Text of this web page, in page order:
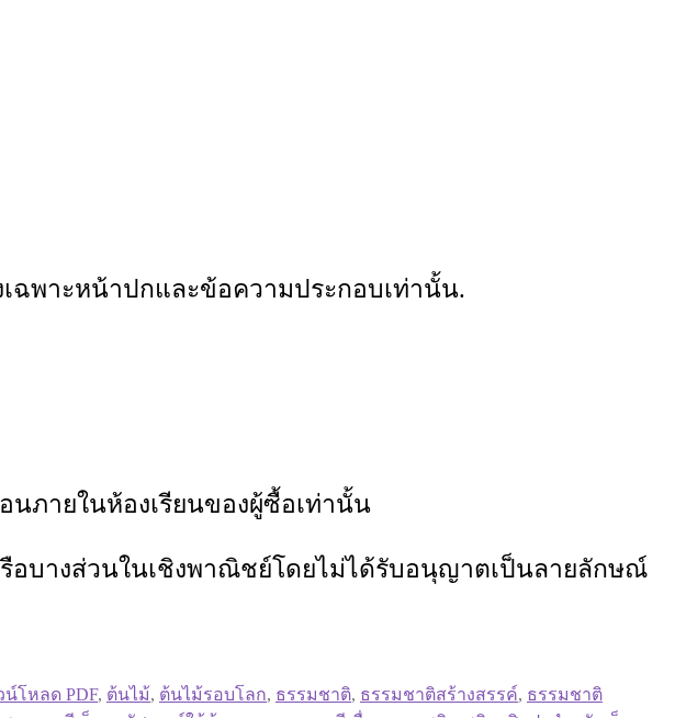
ฉพาะหน้าปกและข้อความประกอบเท่านั้น.
นภายในห้องเรียนของผู้ซื้อเท่านั้น
บางส่วนในเชิงพาณิชย์โดยไม่ได้รับอนุญาตเป็นลายลักษณ์
น์โหลด PDF, ต้นไม้, ต้นไม้รอบโลก, ธรรมชาติ, ธรรมชาติสร้างสรรค์, ธรรมชาติ